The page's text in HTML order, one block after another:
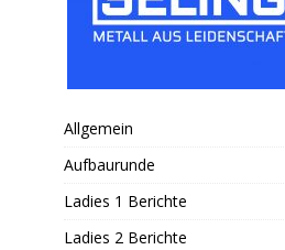
Allgemein
Aufbaurunde
Ladies 1 Berichte
Ladies 2 Berichte